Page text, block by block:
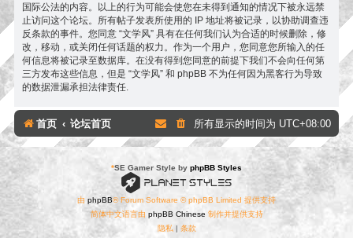
国际公法的内容。以上的行为可能会使您在未得到通知的情况下被永远禁
止访问这个论坛。所有帖子发表所使用的 IP 地址将被记录，以协助调查违
反条款的事件。您同意 “文学风” 具有在任何我们认为合适的时候删除，修
改，移动，或关闭任何话题的权力。作为一个用户，您同意您所输入的任
何信息将被记录至数据库。在没有得到您同意的前提下我们不会向任何第
三方发布这些信息，但是 “文学风” 和 phpBB 不为任何因为黑客行为导致
的数据泄漏承担法律责任.
首页 论坛首页 所有显示的时间为 UTC+08:00
*SE Gamer Style by phpBB Styles
由 phpBB® Forum Software © phpBB Limited 提供支持
简体中文语言由 phpBB Chinese 制作并提供支持
隐私 | 条款